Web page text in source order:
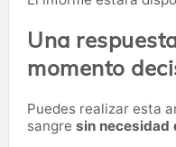
Una
momento
Puedes realizar esta
sangre sin necesidad